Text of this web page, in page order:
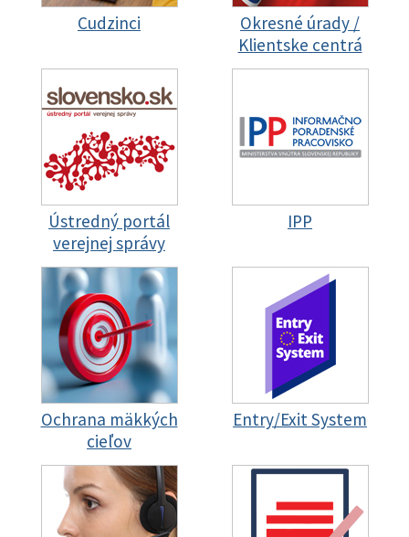
Cudzinci
Okresné úrady /
Klientske centrá
Ústredný portál
verejnej správy
IPP
Ochrana mäkkých
cieľov
Entry/Exit System